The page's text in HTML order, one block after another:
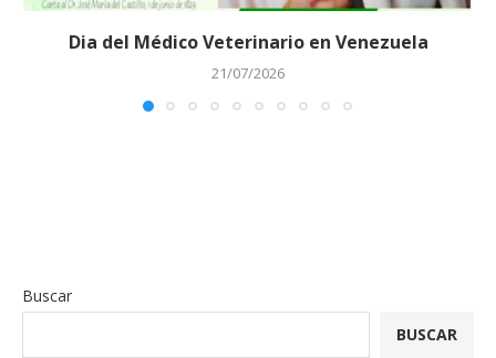
Dia del Médico Veterinario en Venezuela
21/07/2026
Buscar
BUSCAR